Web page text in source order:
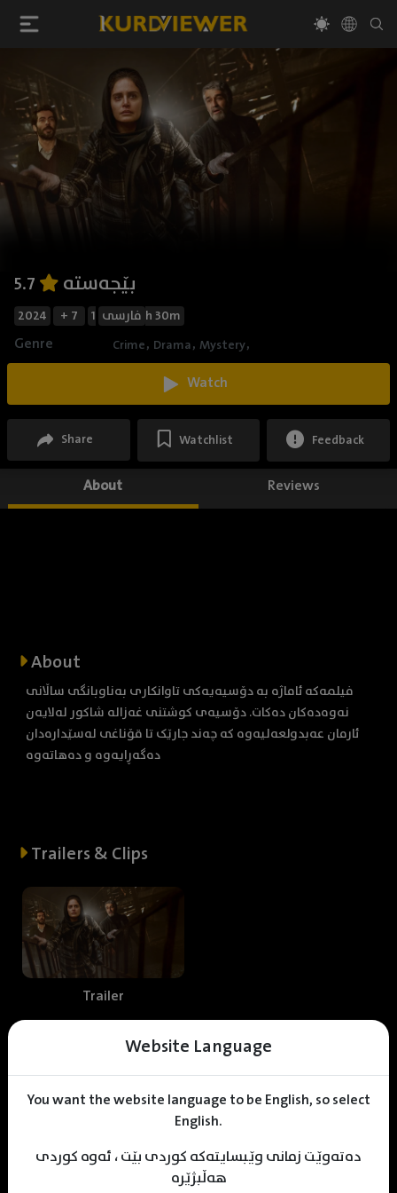
Website Language
You want the website language to be English, so select
English.
دەتەوێت زمانی وێبسایتەکە کوردی بێت ، ئەوە کوردی
هەڵبژێرە
بێجەستە
2024 + 7 فارسی 1h 30m
Genre Crime, Drama, Mystery,
Watch
Share Watchlist Feedback
About Reviews
About
فیلمەکە ئاماژە بە دۆسیەیەکی تاوانکاری بەناوبانگی ساڵانی
نەوەدەکان دەکات. دۆسیەی کوشتنی غەزالە شاکور لەلایەن
ئارمان عەبدولعەلیەوە کە چەند جارێک تا قۆناغی لەسێدارەدان
دەگەڕایەوە و دەهاتەوە
Trailers & Clips
Trailer